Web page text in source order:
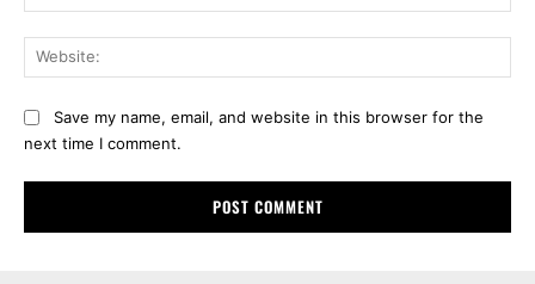
Save my name, email, and website in this browser for the
next time I comment.